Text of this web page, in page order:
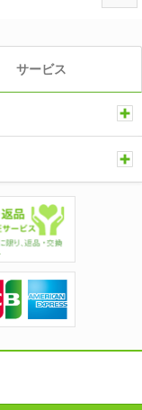
サービス